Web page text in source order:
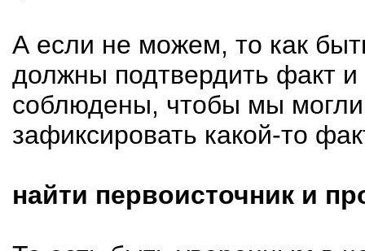
А если не можем, то как
должны подтвердить факт
соблюдены, чтобы мы
зафиксировать какой-то
найти первоисточник и